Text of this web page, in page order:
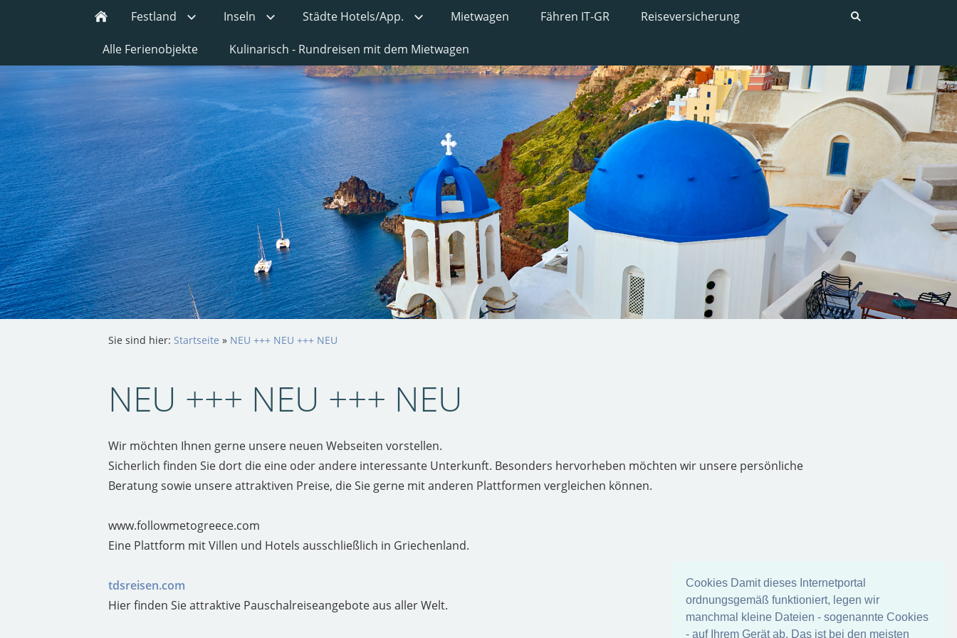
Cookies Damit dieses Internetportal
ordnungsgemäß funktioniert, legen wir
manchmal kleine Dateien - sogenannte Cookies
- auf Ihrem Gerät ab. Das ist bei den meisten
Festland Inseln Städte Hotels/App. Mietwagen Fähren IT-GR Reiseversicherung
Alle Ferienobjekte Kulinarisch - Rundreisen mit dem Mietwagen
Sie sind hier: Startseite » NEU +++ NEU +++ NEU
NEU +++ NEU +++ NEU
Wir möchten Ihnen gerne unsere neuen Webseiten vorstellen.
Sicherlich finden Sie dort die eine oder andere interessante Unterkunft. Besonders hervorheben möchten wir unsere persönliche
Beratung sowie unsere attraktiven Preise, die Sie gerne mit anderen Plattformen vergleichen können.
www.followmetogreece.com
Eine Plattform mit Villen und Hotels ausschließlich in Griechenland.
tdsreisen.com
Hier finden Sie attraktive Pauschalreiseangebote aus aller Welt.